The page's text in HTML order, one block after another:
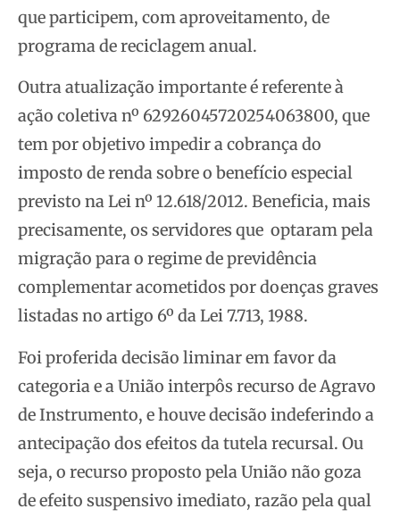
que participem, com aproveitamento, de
programa de reciclagem anual.
Outra atualização importante é referente à
ação coletiva nº 62926045720254063800, que
tem por objetivo impedir a cobrança do
imposto de renda sobre o benefício especial
previsto na Lei nº 12.618/2012. Beneficia, mais
precisamente, os servidores que optaram pela
migração para o regime de previdência
complementar acometidos por doenças graves
listadas no artigo 6º da Lei 7.713, 1988.
Foi proferida decisão liminar em favor da
categoria e a União interpôs recurso de Agravo
de Instrumento, e houve decisão indeferindo a
antecipação dos efeitos da tutela recursal. Ou
seja, o recurso proposto pela União não goza
de efeito suspensivo imediato, razão pela qual